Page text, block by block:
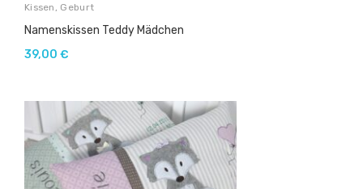
Kissen Geburt
Namenskissen Teddy Mädchen
39,00 €